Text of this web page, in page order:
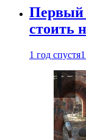
Первый
стоить
1 год спустя